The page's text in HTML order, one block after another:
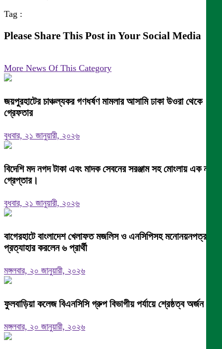
Tag :
Please Share This Post in Your Social Media
More News Of This Category
জয়পুরহাটের চাঞ্চল্যকর গণধর্ষণ মামলার আসামি ঢাকা উওরা থেকে
গ্রেফতার
বুধবার, ২১ জানুয়ারী, ২০২৬
বিদেশি মদ নগদ টাকা এবং মাদক সেবনের সরঞ্জাম সহ মোংলায় এক নারী
গ্রেপ্তার।
বুধবার, ২১ জানুয়ারী, ২০২৬
বাগেরহাটে বাংলাদেশ খেলাফত মজলিস ও এনসিপিসহ মনোনয়নপত্র
প্রত্যাহার করলেন ৬ প্রার্থী
মঙ্গলবার, ২০ জানুয়ারী, ২০২৬
ফুলবাড়িয়া কলেজ বিএনসিসি গ্রুপ বিভাগীয় পর্যায়ে শ্রেষ্ঠত্ব অর্জন।
মঙ্গলবার, ২০ জানুয়ারী, ২০২৬